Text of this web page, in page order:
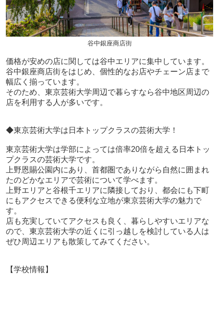
谷中銀座商店街
価格が安めの店に関しては谷中エリアに集中しています。
谷中銀座商店街をはじめ、個性的なお店やチェーン店まで
幅広く揃っています。
そのため、東京芸術大学周辺で暮らすなら谷中地区周辺の
店を利用する人が多いです。
◆東京芸術大学は日本トップクラスの芸術大学！
東京芸術大学は学部によっては倍率20倍を超える日本トッ
プクラスの芸術大学です。
上野恩賜公園内にあり、首都圏でありながら自然に囲まれ
たのどかなエリアで芸術について学べます。
上野エリアと谷根千エリアに隣接しており、都会にも下町
にもアクセスできる便利な立地が東京芸術大学の魅力で
す。
店も充実していてアクセスも良く、暮らしやすいエリアな
ので、東京芸術大学の近くに引っ越しを検討している人は
ぜひ周辺エリアも散策してみてください。
【学校情報】